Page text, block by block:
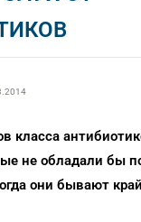
класса
не обладали бы
они бывают